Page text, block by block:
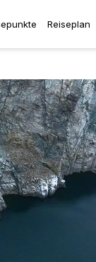
Reiseplan